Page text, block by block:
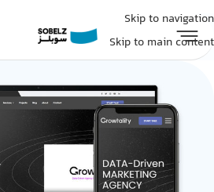
Skip to navigation
Skip to main content